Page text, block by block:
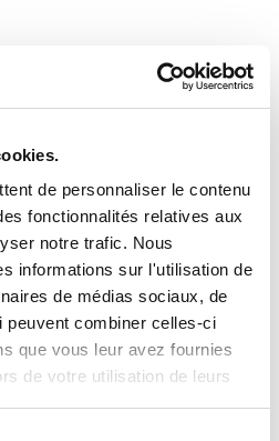
de personnaliser le contenu
fonctionnalités relatives aux
notre trafic. Nous
informations sur l'utilisation de
de médias sociaux, de
peuvent combiner celles-ci
que vous leur avez fournies
de votre utilisation de leurs